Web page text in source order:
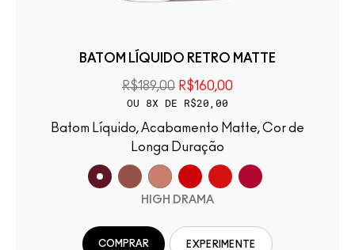
BATOM LÍQUIDO RETRO MATTE
R$189,00 R$160,00
OU 8X DE R$20,00
Batom Líquido, Acabamento Matte, Cor de
Longa Duração
HIGH DRAMA
COMPRAR EXPERIMENTE